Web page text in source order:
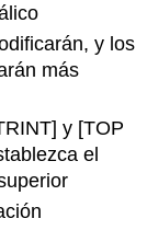
y los
más
y [TOP
el